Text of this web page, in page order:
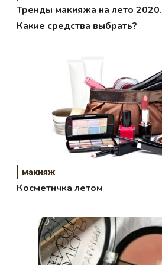
Тренды макияжа на лето 2020.
Какие средства выбрать?
макияж
Косметичка летом